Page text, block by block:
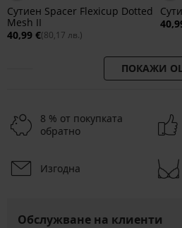
Сутиен Spacer Flexicup Dotted
Mesh II
40,99 €(80,17 лв.)
ПОКАЖИ
8 % от покупката
обратно
Изгодна
Обслужване на клиенти